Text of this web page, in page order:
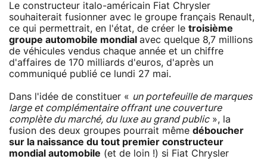
Le constructeur italo-américain Fiat Chrysler
souhaiterait fusionner avec le groupe français Renault,
ce qui permettrait, en l'état, de créer le troisième
groupe automobile mondial avec quelque 8,7 millions
de véhicules vendus chaque année et un chiffre
d'affaires de 170 milliards d'euros, d'après un
communiqué publié ce lundi 27 mai.
Dans l'idée de constituer « un portefeuille de marques
large et complémentaire offrant une couverture
complète du marché, du luxe au grand public», la
fusion des deux groupes pourrait même déboucher
sur la naissance du tout premier constructeur
mondial automobile (et de loin !) si Fiat Chrysler